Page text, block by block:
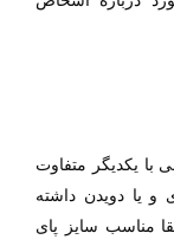
یکدیگر متفاوت
یا دویدن داشته
مناسب سایز پای